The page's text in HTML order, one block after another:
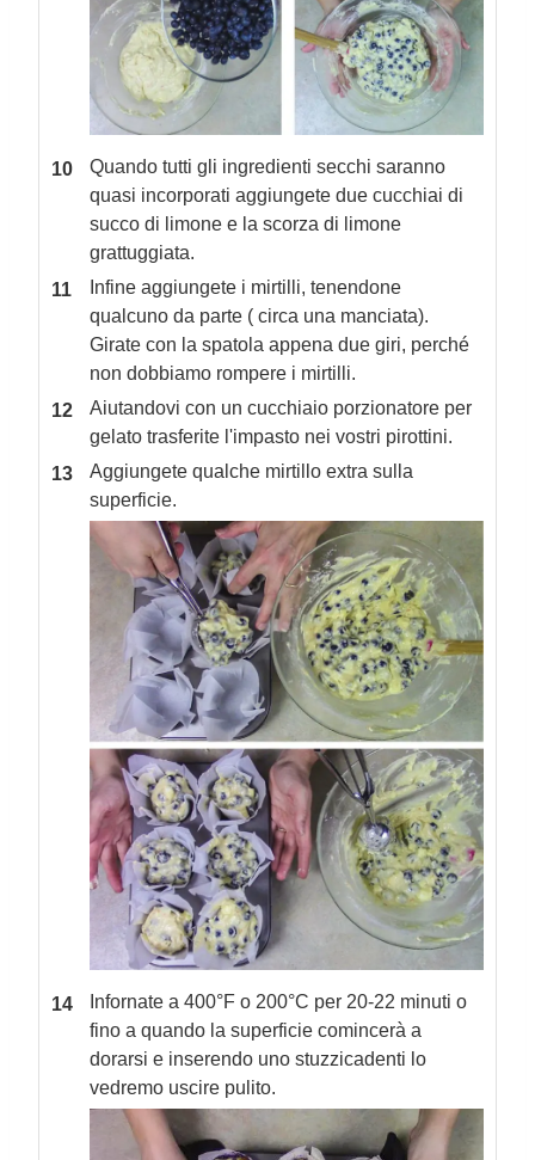
Quando tutti gli ingredienti secchi saranno
quasi incorporati aggiungete due cucchiai di
succo di limone e la scorza di limone
grattuggiata.
Infine aggiungete i mirtilli, tenendone
qualcuno da parte ( circa una manciata).
Girate con la spatola appena due giri, perché
non dobbiamo rompere i mirtilli.
Aiutandovi con un cucchiaio porzionatore per
gelato trasferite l'impasto nei vostri pirottini.
Aggiungete qualche mirtillo extra sulla
superficie.
Infornate a 400°F o 200°C per 20-22 minuti o
fino a quando la superficie comincerà a
dorarsi e inserendo uno stuzzicadenti lo
vedremo uscire pulito.